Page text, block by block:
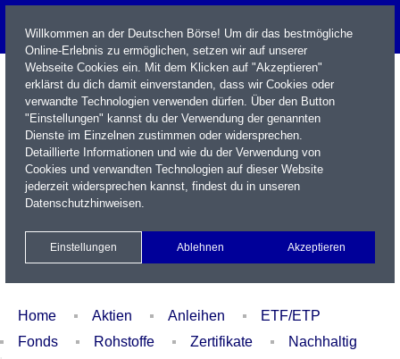
Name / WKN / ISIN / Kürzel
Xetra Realtime
Watchlist Portfolio Login
Home Aktien Anleihen
ETF/ETP
Fonds
Rohstoffe Zertifikate
Nachhaltig
Willkommen an der Deutschen Börse! Um dir das bestmögliche
Online-Erlebnis zu ermöglichen, setzen wir auf unserer
Webseite Cookies ein. Mit dem Klicken auf "Akzeptieren"
erklärst du dich damit einverstanden, dass wir Cookies oder
verwandte Technologien verwenden dürfen. Über den Button
"Einstellungen" kannst du der Verwendung der genannten
Dienste im Einzelnen zustimmen oder widersprechen.
Detaillierte Informationen und wie du der Verwendung von
Cookies und verwandten Technologien auf dieser Website
jederzeit widersprechen kannst, findest du in unseren
Datenschutzhinweisen.
Einstellungen Ablehnen Akzeptieren